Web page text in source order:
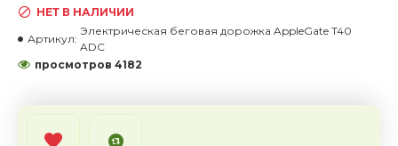
НЕТ В НАЛИЧИИ
Артикул:
Электрическая беговая дорожка AppleGate T40
ADC
просмотров 4182